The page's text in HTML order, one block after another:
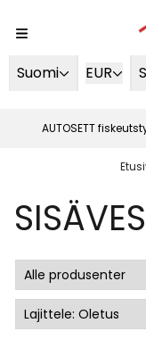
Suomi EUR
AUTOSETT